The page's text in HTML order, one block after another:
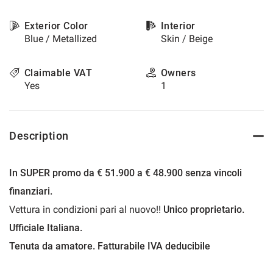
Exterior Color
Blue / Metallized
Interior
Skin / Beige
Claimable VAT
Yes
Owners
1
Description
In SUPER promo da € 51.900 a € 48.900 senza vincoli
finanziari.
Vettura in condizioni pari al nuovo!! Unico proprietario.
Ufficiale Italiana.
Tenuta da amatore. Fatturabile IVA deducibile
refer
policy.
You
review
change
at
time.